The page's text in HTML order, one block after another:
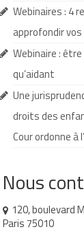
Webinaires : 4
approfondir
Webinaire :
qu’aidant
Une
droits des
Cour ordonne à
Nous
120, boulevard
Paris 75010